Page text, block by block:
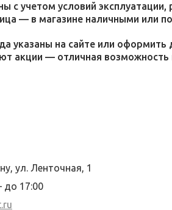
с учетом условий
— в магазине наличными или
указаны на сайте или оформить
акции — отличная
ул. Ленточная, 1
до 17:00